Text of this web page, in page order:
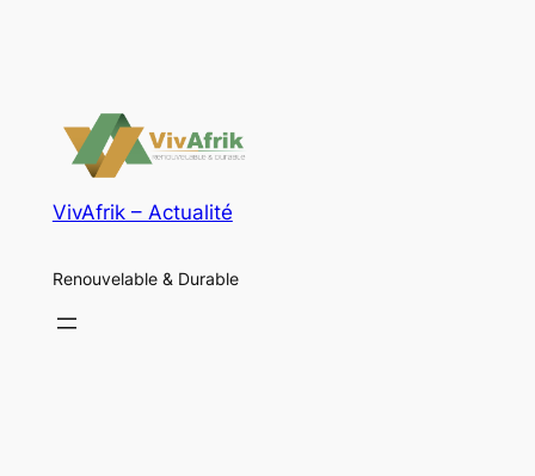
VivAfrik – Actualité
Renouvelable & Durable